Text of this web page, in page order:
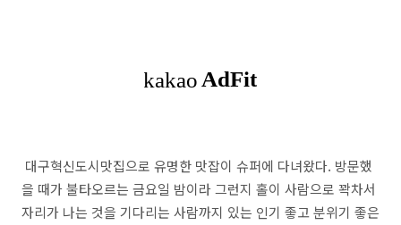
대구혁신도시맛집으로 유명한 맛잡이 슈퍼에 다녀왔다. 방문했
을 때가 불타오르는 금요일 밤이라 그런지 홀이 사람으로 꽉차서
자리가 나는 것을 기다리는 사람까지 있는 인기 좋고 분위기 좋은